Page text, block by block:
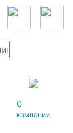
О
компании